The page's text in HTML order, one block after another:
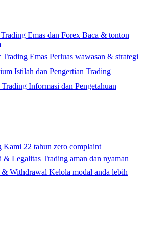
Emas dan Forex Baca & tonton
Trading Emas Perluas wawasan & strategi
Istilah dan Pengertian Trading
Informasi dan Pengetahuan
Kami 22 tahun zero complaint
& Legalitas Trading aman dan nyaman
& Withdrawal Kelola modal anda lebih